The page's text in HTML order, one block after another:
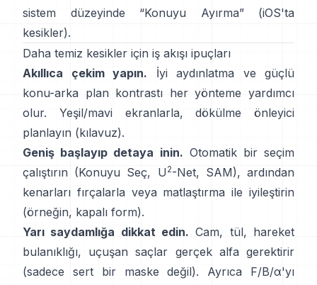
sistem düzeyinde “Konuyu Ayırma” (iOS'ta
kesikler).
Daha temiz kesikler için iş akışı ipuçları
Akıllıca çekim yapın. İyi aydınlatma ve güçlü
konu-arka plan kontrastı her yönteme yardımcı
olur. Yeşil/mavi ekranlarla,
dökülme önleyici
planlayın (kılavuz).
Geniş başlayıp detaya inin. Otomatik bir seçim
çalıştırın (Konuyu Seç, U 2-Net, SAM), ardından
kenarları fırçalarla veya matlaştırma ile iyileştirin
(örneğin, kapalı form).
Yarı saydamlığa dikkat edin. Cam, tül, hareket
bulanıklığı, uçuşan saçlar gerçek alfa gerektirir
(sadece sert bir maske değil). Ayrıca
F/B/α'yı